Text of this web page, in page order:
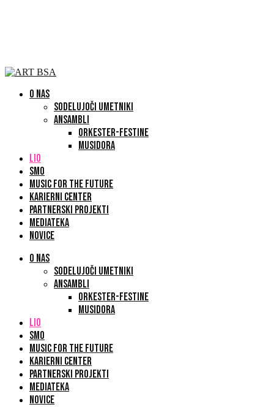
O NAS
SODELUJOČI UMETNIKI
ANSAMBLI
ORKESTER-FESTINE
MUSIDORA
LIO
SMO
MUSIC FOR THE FUTURE
KARIERNI CENTER
PARTNERSKI PROJEKTI
MEDIATEKA
NOVICE
O NAS
SODELUJOČI UMETNIKI
ANSAMBLI
ORKESTER-FESTINE
MUSIDORA
LIO
SMO
MUSIC FOR THE FUTURE
KARIERNI CENTER
PARTNERSKI PROJEKTI
MEDIATEKA
NOVICE